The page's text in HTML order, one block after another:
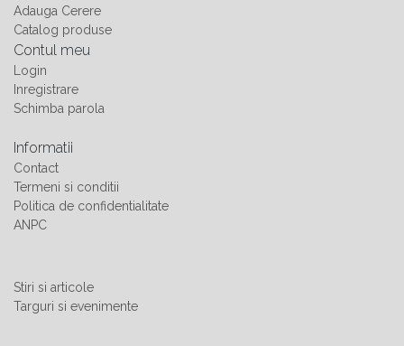
Adauga Cerere
Catalog produse
Contul meu
Login
Inregistrare
Schimba parola
Informatii
Contact
Termeni si conditii
Politica de confidentialitate
ANPC
Stiri si articole
Targuri si evenimente